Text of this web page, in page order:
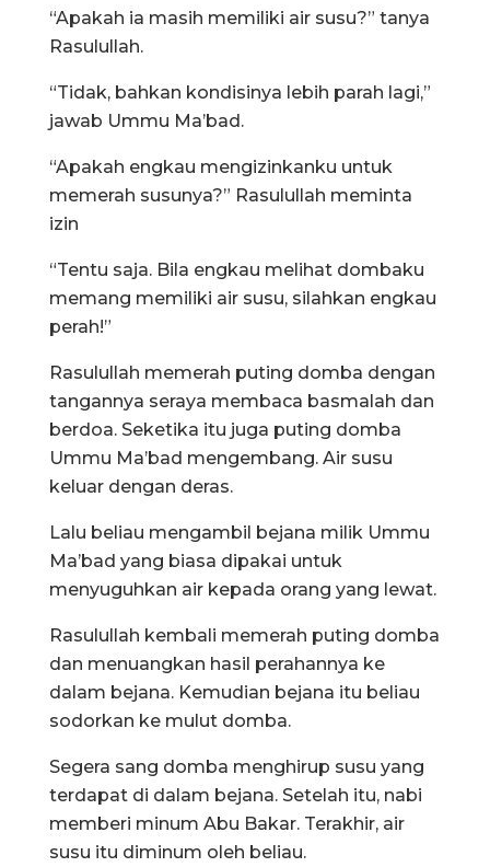
“Apakah ia masih memiliki air susu?” tanya
Rasulullah.
“Tidak, bahkan kondisinya lebih parah lagi,”
jawab Ummu Ma’bad.
“Apakah engkau mengizinkanku untuk
memerah susunya?” Rasulullah meminta
izin
“Tentu saja. Bila engkau melihat dombaku
memang memiliki air susu, silahkan engkau
perah!”
Rasulullah memerah puting domba dengan
tangannya seraya membaca basmalah dan
berdoa. Seketika itu juga puting domba
Ummu Ma’bad mengembang. Air susu
keluar dengan deras.
Lalu beliau mengambil bejana milik Ummu
Ma’bad yang biasa dipakai untuk
menyuguhkan air kepada orang yang lewat.
Rasulullah kembali memerah puting domba
dan menuangkan hasil perahannya ke
dalam bejana. Kemudian bejana itu beliau
sodorkan ke mulut domba.
Segera sang domba menghirup susu yang
terdapat di dalam bejana. Setelah itu, nabi
memberi minum Abu Bakar. Terakhir, air
susu itu diminum oleh beliau.